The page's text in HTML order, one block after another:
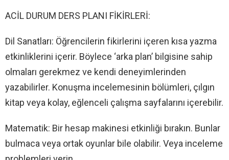
ACİL DURUM DERS PLANI FİKİRLERİ:
Dil Sanatları: Öğrencilerin fikirlerini içeren kısa yazma
etkinliklerini içerir. Böylece ‘arka plan’ bilgisine sahip
olmaları gerekmez ve kendi deneyimlerinden
yazabilirler. Konuşma incelemesinin bölümleri, çılgın
kitap veya kolay, eğlenceli çalışma sayfalarını içerebilir.
Matematik: Bir hesap makinesi etkinliği bırakın. Bunlar
bulmaca veya ortak oyunlar bile olabilir. Veya inceleme